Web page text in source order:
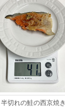
半切れの鮭の西京焼き